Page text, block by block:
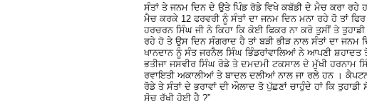
ਸੰਤਾਂ ਤੇ ਜਨਮ ਦਿਨ ਦੇ ਉਤੇ ਪਿੰਡ ਰੋਡੇ ਵਿਖੇ ਕਬੱਡੀ ਦੇ ਮੈਚ ਕਰਾ
ਮੈਚ ਕਰਕੇ 12 ਫਰਵਰੀ ਨੂੰ ਸੰਤਾਂ ਦਾ ਜਨਮ ਦਿਨ ਮਨਾ ਰਹੇ ਹੋ ਤਾਂ
ਹਰਚਰਨ ਸਿੰਘ ਜੀ ਨੇ ਕਿਹਾ ਕਿ ਕੋਈ ਫਿਕਰ ਨਾ ਕਰੋ ਤੁਸੀਂ ਤੇ
ਰਹੇ ਹੋ ਤੇ ਉਸ ਦਿਨ ਸੰਗਰਾਦ ਹੈ ਤਾਂ ਬੜੀ ਭੀੜ ਨਾਲ ਸੰਤਾਂ ਦਾ ਜਨਮ
ਖਾਨਦਾਨ ਨੂੰ ਸੰਤ ਜਰਨੈਲ ਸਿੰਘ ਭਿੰਡਰਾਂਵਾਲਿਆਂ ਨੇ ਆਪਣੀ ਸ਼ਹਾਦਤ
ਭਤੀਜਾ ਜਸਵੀਰ ਸਿੰਘ ਰੋਡੇ ਤੇ ਦਮਦਮੀ ਟਕਸਾਲ ਦੇ ਮੁੱਖੀ ਹਰਨਾਮ
ਰਵਾਇਤੀ ਅਕਾਲੀਆਂ ਤੇ ਬਾਦਲ ਦਲੀਆਂ ਨਾਲ ਜਾ ਰਲੇ ਹਨ ।
ਰੋਡੇ ਤੇ ਸੰਤਾਂ ਦੇ ਭਰਾਵਾਂ ਦੀ ਔਲਾਦ ਤੋ ਪੁੱਛਣਾਂ ਚਾਹੁੰਦੇ ਹਾਂ ਕਿ
ਸੋਚ ਰੱਖੀ ਹੋਈ ਹੈ ?”